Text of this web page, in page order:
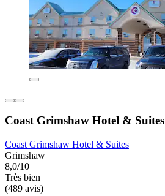
Coast Grimshaw Hotel & Suites
Coast Grimshaw Hotel & Suites
Grimshaw
8,0/10
Très bien
(489 avis)